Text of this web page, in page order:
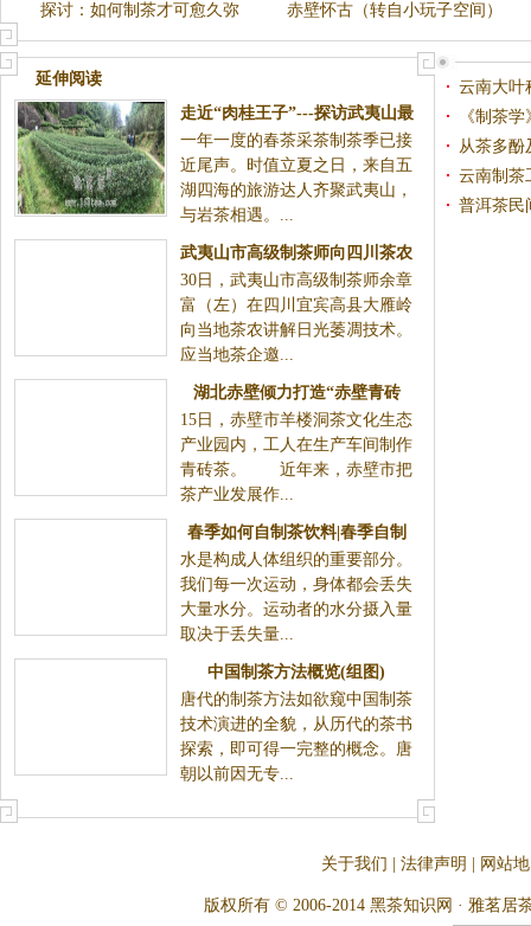
探讨：如何制茶才可愈久弥
香？
赤壁怀古（转自小玩子空间）
云水吟
延伸阅读
走近“肉桂王子”---探访武夷山最
大的手工制茶工坊
一年一度的春茶采茶制茶季已接
近尾声。时值立夏之日，来自五
湖四海的旅游达人齐聚武夷山，
与岩茶相遇。...
武夷山市高级制茶师向四川茶农
传授制茶技艺
30日，武夷山市高级制茶师余章
富（左）在四川宜宾高县大雁岭
向当地茶农讲解日光萎凋技术。
应当地茶企邀...
湖北赤壁倾力打造“赤壁青砖
茶”公共品牌
15日，赤壁市羊楼洞茶文化生态
产业园内，工人在生产车间制作
青砖茶。 近年来，赤壁市把
茶产业发展作...
春季如何自制茶饮料|春季自制
茶饮的好方法
水是构成人体组织的重要部分。
我们每一次运动，身体都会丢失
大量水分。运动者的水分摄入量
取决于丢失量...
中国制茶方法概览(组图)
唐代的制茶方法如欲窥中国制茶
技术演进的全貌，从历代的茶书
探索，即可得一完整的概念。唐
朝以前因无专...
云南大叶
《制茶
从茶多酚
宜性
云南制茶
普洱茶民
关于我们 法律声明 网站
版权所有 © 2006-2014 黑茶知识网 · 雅茗居